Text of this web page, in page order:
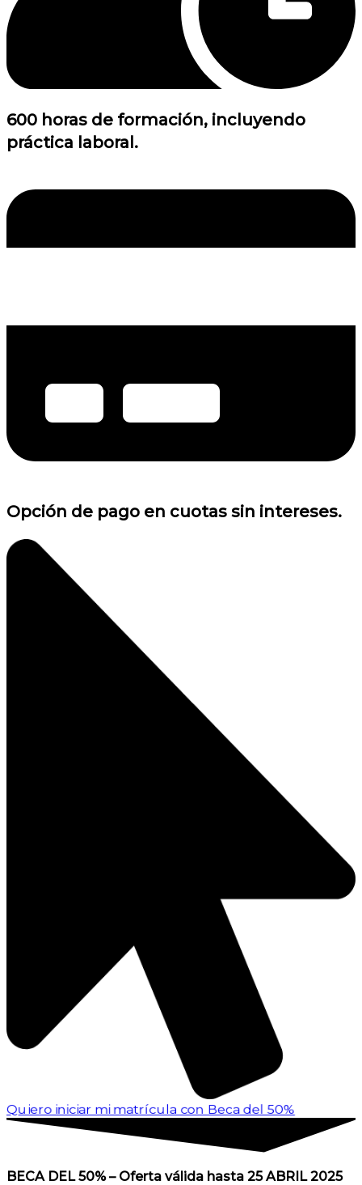
600 horas de formación, incluyendo
práctica laboral.
Opción de pago en cuotas sin intereses.
iniciar mi matrícula con Beca del 50%
BECA DEL 50% – Oferta válida hasta 25 ABRIL 2025